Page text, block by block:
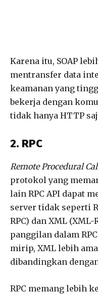
Karena itu, SOAP
mentransfer data
keamanan yang
bekerja dengan
tidak hanya HTTP
2. RPC
Remote Procedural
protokol yang
lain RPC API dapat
server tidak seperti
RPC) dan XML
panggilan dalam
mirip, XML lebih
dibandingkan dengan
RPC memang lebih